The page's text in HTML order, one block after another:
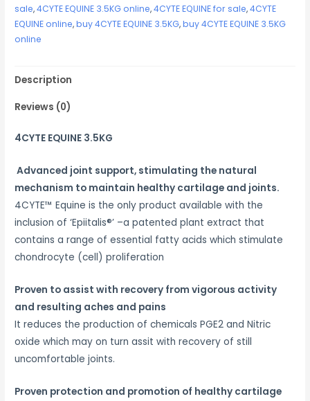
sale,4CYTE EQUINE 3.5KG online,4CYTE EQUINE for sale,4CYTE
EQUINE online,buy 4CYTE EQUINE 3.5KG,buy 4CYTE EQUINE 3.5KG
online
Description
Reviews (0)
4CYTE EQUINE 3.5KG
Advanced joint support, stimulating the natural
mechanism to maintain healthy cartilage and joints.
4CYTE™ Equine is the only product available with the
inclusion of ‘Epiitalis®’ –a patented plant extract that
contains a range of essential fatty acids which stimulate
chondrocyte (cell) proliferation
Proven to assist with recovery from vigorous activity
and resulting aches and pains
It reduces the production of chemicals PGE2 and Nitric
oxide which may on turn assit with recovery of still
uncomfortable joints.
Proven protection and promotion of healthy cartilage